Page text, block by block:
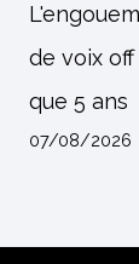
de voix
que 5 ans
07/08/2026